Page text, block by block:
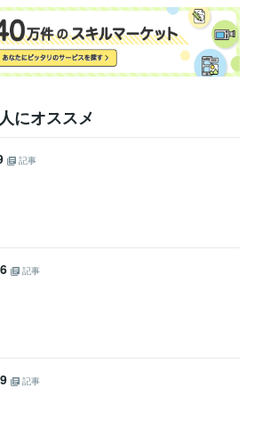
にオススメ
記事
記事
記事